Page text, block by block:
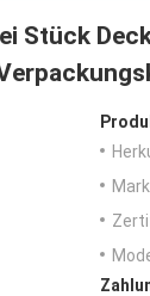
Stück